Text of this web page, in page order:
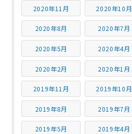
2020年11月 2020年10月
2020年8月 2020年7月
2020年5月 2020年4月
2020年2月 2020年1月
2019年11月 2019年10月
2019年8月 2019年7月
2019年5月 2019年4月